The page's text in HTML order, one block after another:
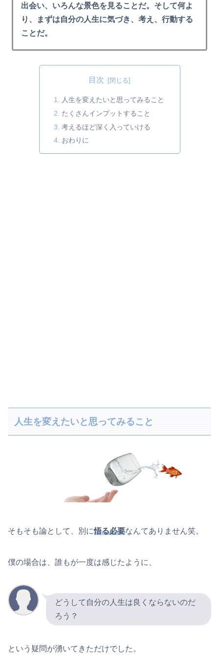
出会い、いろんな景色を見ることだ。そして何よ
り、まずは自分の人生に気づき、考え、行動する
ことだ。
目次
人生を変えたいと思ってみること
たくさんインプットすること
考えるほど深く入っていける
おわりに
人生を変えたいと思ってみること
そもそも論として、別に悟る必要なんてありません笑。
僕の場合は、誰もが一度は感じたように、
どうして自分の人生は良くならないのだ
ろう？
という疑問が湧いてきただけでした。